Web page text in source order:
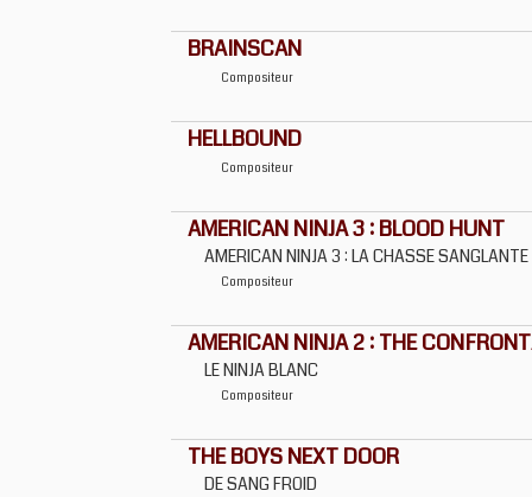
BRAINSCAN
Compositeur
HELLBOUND
Compositeur
AMERICAN NINJA 3 : BLOOD HUNT
AMERICAN NINJA 3 : LA CHASSE SANGLANTE
Compositeur
AMERICAN NINJA 2 : THE
LE NINJA BLANC
Compositeur
THE BOYS NEXT DOOR
DE SANG FROID